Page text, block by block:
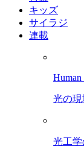
キッズ
サイラジ
連載
Human
光の
光工